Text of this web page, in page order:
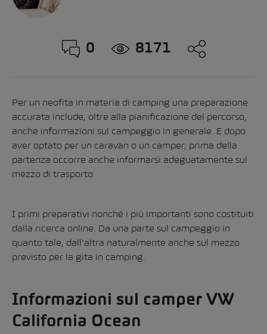
0 8171
Per un neofita in materia di camping una preparazione
accurata include, oltre alla pianificazione del percorso,
anche informazioni sul campeggio in generale. E dopo
aver optato per un caravan o un camper, prima della
partenza occorre anche informarsi adeguatamente sul
mezzo di trasporto.
I primi preparativi nonché i più importanti sono costituiti
dalla ricerca online. Da una parte sul campeggio in
quanto tale, dall’altra naturalmente anche sul mezzo
previsto per la gita in camping.
Informazioni sul camper VW
California Ocean